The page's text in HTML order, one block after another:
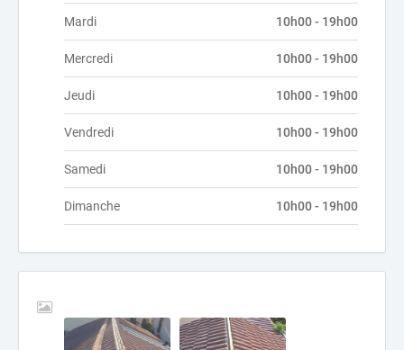
Mardi 10h00 - 19h00
Mercredi 10h00 - 19h00
Jeudi 10h00 - 19h00
Vendredi 10h00 - 19h00
Samedi 10h00 - 19h00
Dimanche 10h00 - 19h00